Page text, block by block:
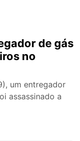
de gás
no
um entregador
assassinado a